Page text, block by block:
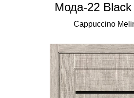
Мода-22 Black
Cappuccino